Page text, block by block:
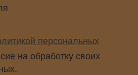
персональных
на обработку своих